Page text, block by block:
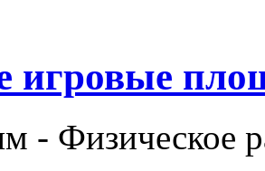
игровые
- Физическое